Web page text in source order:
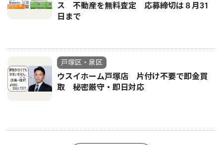
ス 不動産を無料査定 応募締切は８月31
日まで
戸塚区・泉区
ウスイホーム戸塚店 片付け不要で即金買
取 秘密厳守・即日対応